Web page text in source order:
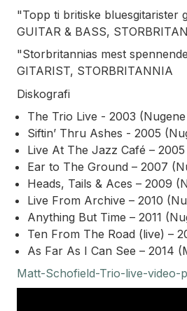
"Topp ti britiske bluesgitarister
GUITAR & BASS,
"Storbritannias mest
GITARIST, STORBRITANNIA
Diskografi
The Trio Live - 2003
Siftin’ Thru Ashes - 2005
Live At The Jazz Café –
Ear to The Ground – 2007
Heads, Tails & Aces – 2009
Live From Archive – 2010
Anything But Time – 2011
Ten From The Road (live) –
As Far As I Can See – 2014
Matt-Schofield-Trio-live-video-